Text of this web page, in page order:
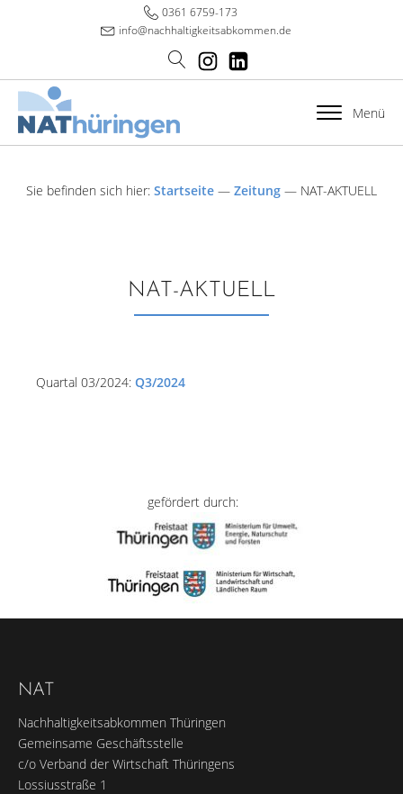
0361 6759-173
info@nachhaltigkeitsabkommen.de
Menü
Sie befinden sich hier: Startseite — Zeitung — NAT-AKTUELL
NAT-AKTUELL
Quartal 03/2024: Q3/2024
gefördert durch:
NAT
Nachhaltigkeitsabkommen Thüringen
Gemeinsame Geschäftsstelle
c/o Verband der Wirtschaft Thüringens
Lossiusstraße 1